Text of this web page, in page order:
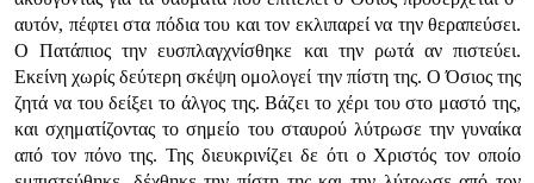
αυτόν, πέφτει στα πόδια του και τον εκλιπαρεί να την θεραπεύσει.
Ο Πατάπιος την ευσπλαγχνίσθηκε και την ρωτά αν πιστεύει.
Εκείνη χωρίς δεύτερη σκέψη ομολογεί την πίστη της. Ο Όσιος της
ζητά να του δείξει το άλγος της. Βάζει το χέρι του στο μαστό της,
και σχηματίζοντας το σημείο του σταυρού λύτρωσε την γυναίκα
από τον πόνο της. Της διευκρινίζει δε ότι ο Χριστός τον οποίο